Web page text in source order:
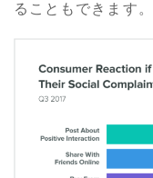
ることもできます。